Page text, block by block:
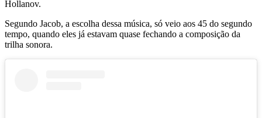
Hollanov.
Segundo Jacob, a escolha dessa música, só veio aos 45 do segundo
tempo, quando eles já estavam quase fechando a composição da
trilha sonora.